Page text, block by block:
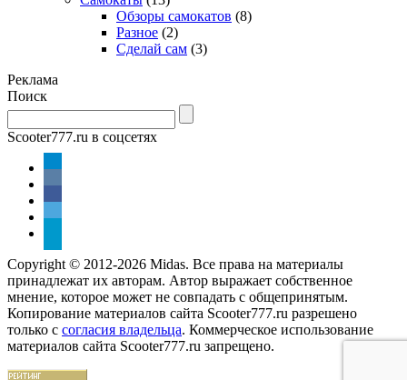
Обзоры самокатов (8)
Разное (2)
Сделай сам (3)
Реклама
Поиск
Scooter777.ru в соцсетях
Copyright © 2012-2026 Midas. Все права на материалы
принадлежат их авторам. Автор выражает собственное
мнение, которое может не совпадать с общепринятым.
Копирование материалов сайта Scooter777.ru разрешено
только с согласия владельца. Коммерческое использование
материалов сайта Scooter777.ru запрещено.